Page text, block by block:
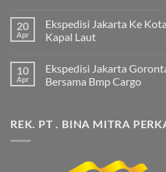
komentar
pada
Ekspedisi
Murah
dan
Terpercaya
Jakarta
ke
20
Apr
Ekspedisi Jakarta Ke
Kapal Laut
komentar
pada
Ekspedisi
Bitung
Lebih
10
Apr
Ekspedisi Jakarta
Bersama Bmp Cargo
pada
Ekspedisi
REK. PT . BINA MITRA